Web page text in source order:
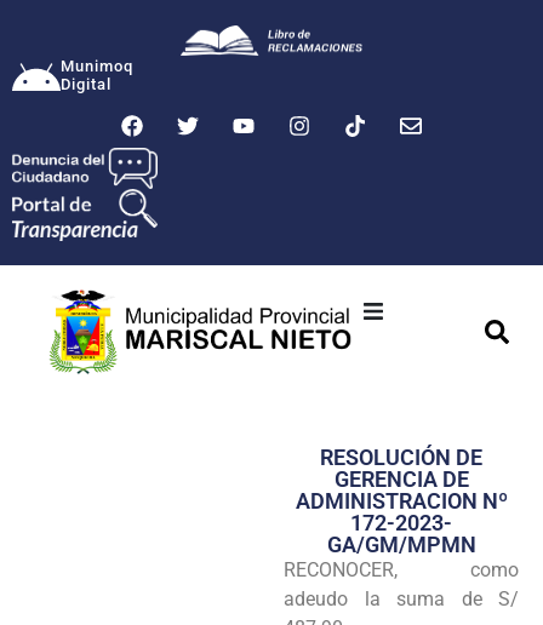
Munimoq
Digital
Transparencia
Seguridad
Programas
RESOLUCIÓN DE
GERENCIA DE
ADMINISTRACION Nº
172-2023-
GA/GM/MPMN
RECONOCER, como
adeudo la suma de S/